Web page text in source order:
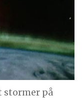
stormer på